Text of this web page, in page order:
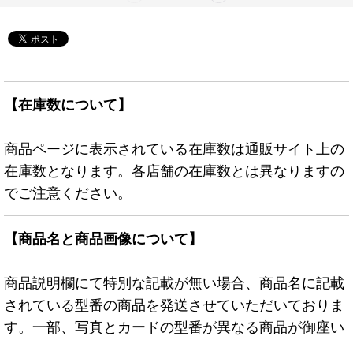
【在庫数について】
商品ページに表示されている在庫数は通販サイト上の
在庫数となります。各店舗の在庫数とは異なりますの
でご注意ください。
【商品名と商品画像について】
商品説明欄にて特別な記載が無い場合、商品名に記載
されている型番の商品を発送させていただいておりま
す。一部、写真とカードの型番が異なる商品が御座い